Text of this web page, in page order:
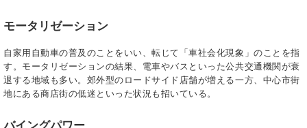
モータリゼーション
自家用自動車の普及のことをいい、転じて「車社会化現象」のことを指
す。モータリゼーションの結果、電車やバスといった公共交通機関が衰
退する地域も多い。郊外型のロードサイド店舗が増える一方、中心市街
地にある商店街の低迷といった状況も招いている。
バイングパワー